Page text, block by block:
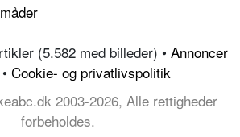
(5.582 med billeder) • Annoncer
• Cookie- og privatlivspolitik
2003-2026, Alle rettigheder
forbeholdes.